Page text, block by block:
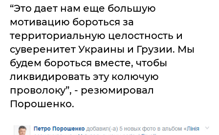
“Это дает нам еще большую
мотивацию бороться за
территориальную целостность и
суверенитет Украины и Грузии. Мы
будем бороться вместе, чтобы
ликвидировать эту колючую
проволоку”, - резюмировал
Порошенко.